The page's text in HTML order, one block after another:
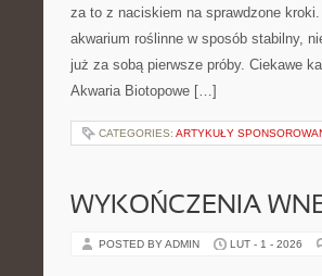
za to z naciskiem na sprawdzone
akwarium roślinne w sposób stabilny,
już za sobą pierwsze próby. Ciekawe
Akwaria Biotopowe […]
CATEGORIES: ARTYKUŁY
WYKOŃCZENIA
POSTED BY ADMIN LUT - 1 - 2026